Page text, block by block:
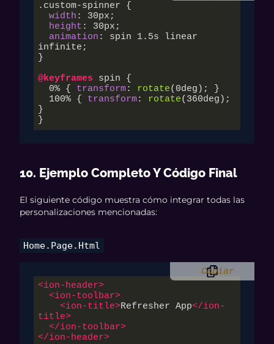
.custom-spinner {
width : 30px ;
height : 30px ;
animation : spin 1.5s linear
infinite;
}
@keyframes spin {
  0% {
transform: rotate( 0deg ); }
  100% {
transform: rotate( 360deg );
}
}
10. Ejemplo Completo Y Código Final
El siguiente código muestra cómo integrar todas las
personalizaciones mencionadas:
Home.page.html
Copiar
<ion-header>
<ion-toolbar>
<ion-title>Refresher App</ion-
title>
</ion-toolbar>
</ion-header>